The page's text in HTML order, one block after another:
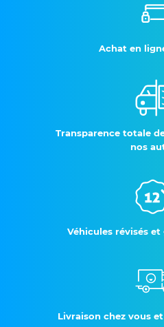
Achat en
Transparence totale
nos
Véhicules révisés et
Livraison chez vous